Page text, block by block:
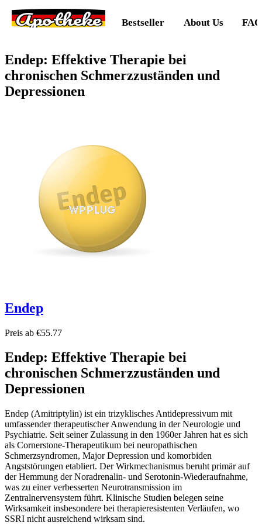
Apotheke Bestseller About Us FAQ
Endep: Effektive Therapie bei
chronischen Schmerzzuständen und
Depressionen
Endep
Preis ab €55.77
Endep: Effektive Therapie bei
chronischen Schmerzzuständen und
Depressionen
Endep (Amitriptylin) ist ein trizyklisches Antidepressivum mit
umfassender therapeutischer Anwendung in der Neurologie und
Psychiatrie. Seit seiner Zulassung in den 1960er Jahren hat es sich
als Cornerstone-Therapeutikum bei neuropathischen
Schmerzsyndromen, Major Depression und komorbiden
Angststörungen etabliert. Der Wirkmechanismus beruht primär auf
der Hemmung der Noradrenalin- und Serotonin-Wiederaufnahme,
was zu einer verbesserten Neurotransmission im
Zentralnervensystem führt. Klinische Studien belegen seine
Wirksamkeit insbesondere bei therapieresistenten Verläufen, wo
SSRI nicht ausreichend wirksam sind.